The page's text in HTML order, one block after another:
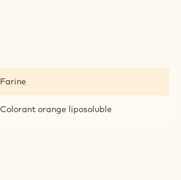
Farine
Colorant orange liposoluble